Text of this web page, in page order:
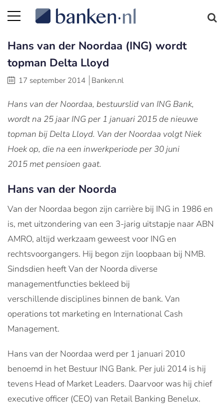
Hans van der Noordaa (ING) wordt
topman Delta Lloyd
17 september 2014 Banken.nl
Hans van der Noordaa, bestuurslid van ING Bank,
wordt na 25 jaar ING per 1 januari 2015 de nieuwe
topman bij Delta Lloyd. Van der Noordaa volgt Niek
Hoek op, die na een inwerkperiode per 30 juni
2015 met pensioen gaat.
Hans van der Noorda
Van der Noordaa begon zijn carrière bij ING in 1986 en
is, met uitzondering van een 3-jarig uitstapje naar ABN
AMRO, altijd werkzaam geweest voor ING en
rechtsvoorgangers. Hij begon zijn loopbaan bij NMB.
Sindsdien heeft Van der Noorda diverse
managementfuncties bekleed bij
verschillende disciplines binnen de bank. Van
operations tot marketing en International Cash
Management.
Hans van der Noordaa werd per 1 januari 2010
benoemd in het Bestuur ING Bank. Per juli 2014 is hij
tevens Head of Market Leaders. Daarvoor was hij chief
executive officer (CEO) van Retail Banking Benelux.